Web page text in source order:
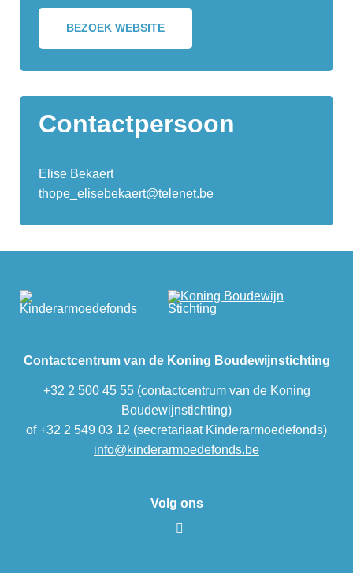
BEZOEK WEBSITE
Contactpersoon
Elise Bekaert
thope_elisebekaert@telenet.be
Contactcentrum van de Koning Boudewijnstichting
+32 2 500 45 55 (contactcentrum van de Koning
Boudewijnstichting)
of +32 2 549 03 12 (secretariaat Kinderarmoedefonds)
info@kinderarmoedefonds.be
Volg ons